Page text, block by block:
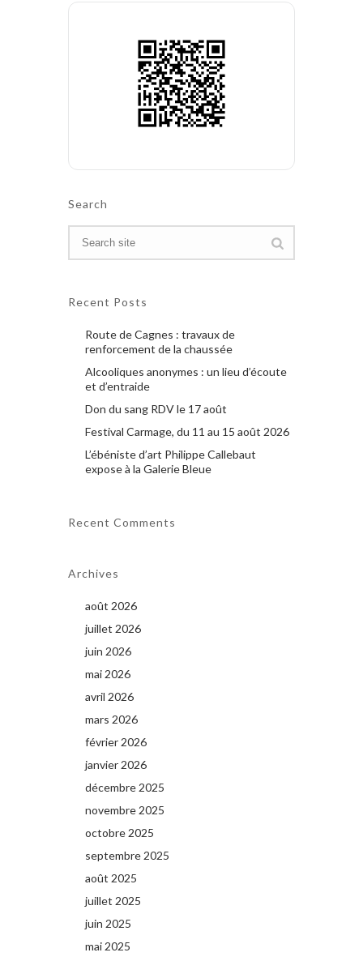
Search
Recent Posts
Route de Cagnes : travaux de
renforcement de la chaussée
Alcooliques anonymes : un lieu d’écoute
et d’entraide
Don du sang RDV le 17 août
Festival Carmage, du 11 au 15 août 2026
L’ébéniste d’art Philippe Callebaut
expose à la Galerie Bleue
Recent Comments
Archives
août 2026
juillet 2026
juin 2026
mai 2026
avril 2026
mars 2026
février 2026
janvier 2026
décembre 2025
novembre 2025
octobre 2025
septembre 2025
août 2025
juillet 2025
juin 2025
mai 2025